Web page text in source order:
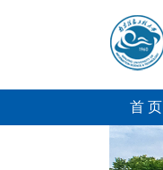
首 页